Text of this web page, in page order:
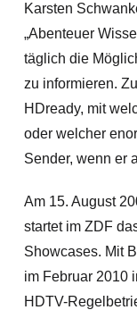
Karsten
„Abenteuer
täglich die
zu informieren.
HDready, mit
oder welcher
Sender, wenn er
Am 15. August
startet im ZDF
Showcases. Mit
im Februar 2010
HDTV-